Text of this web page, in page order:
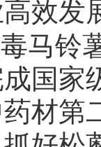
效发
马铃
国家
材第